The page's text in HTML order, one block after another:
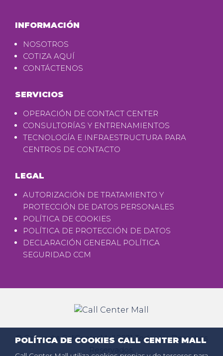
INFORMACIÓN
NOSOTROS
COTIZA AQUÍ
CONTÁCTENOS
SERVICIOS
OPERACIÓN DE CONTACT CENTER
CONSULTORÍAS Y ENTRENAMIENTOS
TECNOLOGÍA E INFRAESTRUCTURA PARA
CENTROS DE CONTACTO
LEGAL
AUTORIZACIÓN DE TRATAMIENTO Y
PROTECCIÓN DE DATOS PERSONALES
POLÍTICA DE COOKIES
POLÍTICA DE PROTECCIÓN DE DATOS
DECLARACIÓN GENERAL POLÍTICA
SEGURIDAD CCM
© Copyright CallCenterMall 2021 Todos los Derechos
POLÍTICA DE COOKIES CALL CENTER MALL